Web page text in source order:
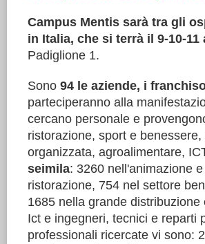
Campus Mentis sarà tra gli
in Italia, che si terrà il 9-10-
Padiglione 1.
Sono 94 le aziende, i
parteciperanno alla
cercano personale e
ristorazione, sport e
organizzata, agroalimentare,
seimila: 3260 nell'animazione
ristorazione, 754 nel settore
1685 nella grande
Ict e ingegneri, tecnici e reparti
professionali ricercate vi sono: